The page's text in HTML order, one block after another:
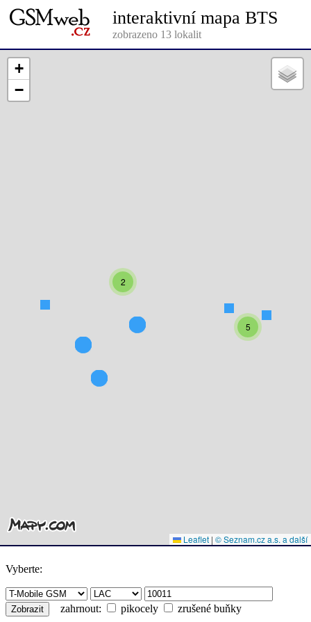
interaktivní mapa BTS
zobrazeno 13 lokalit
5
2
+
−
Leaflet | © Seznam.cz a.s. a další
Vyberte:
zahrnout: pikocely zrušené buňky